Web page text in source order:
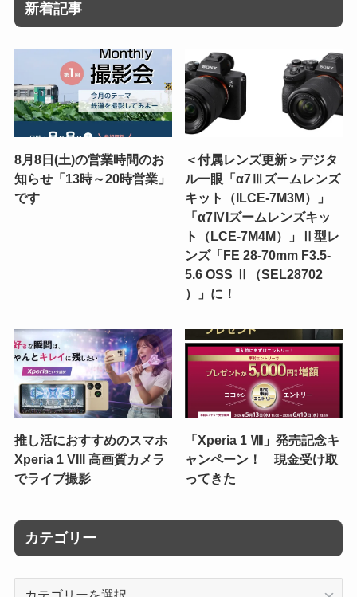
新着記事
8月8日(土)の営業時間のお
知らせ「13時～20時営業」
です
＜付属レンズ更新＞デジタ
ル一眼「α7Ⅲズームレンズ
キット（ILCE-7M3M）」
「α7ⅣIズームレンズキッ
ト（LCE-7M4M）」Ⅱ型レ
ンズ「FE 28-70mm F3.5-
5.6 OSS Ⅱ（SEL28702
）」に！
推し活におすすめのスマホ
Xperia 1 VIII 高画質カメラ
でライブ撮影
「Xperia 1 Ⅷ」発売記念キ
ャンペーン！ 現金受け取
ってきた
カテゴリー